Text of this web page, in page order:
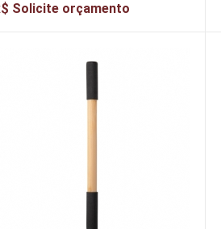
Solicite orçamento